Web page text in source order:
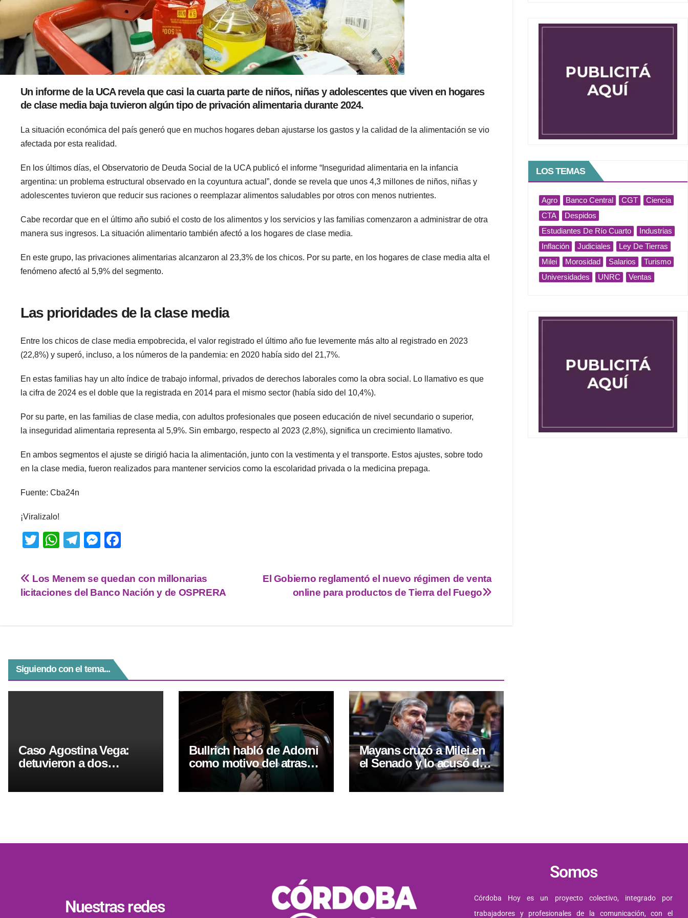
Un informe de la UCA revela que casi la cuarta parte de niños, niñas y adolescentes que viven en hogares
de clase media baja tuvieron algún tipo de privación alimentaria durante 2024.
La situación económica del país generó que en muchos hogares deban ajustarse los gastos y la calidad de la alimentación se vio
afectada por esta realidad.
En los últimos días, el Observatorio de Deuda Social de la UCA publicó el informe “Inseguridad alimentaria en la infancia
argentina: un problema estructural observado en la coyuntura actual”, donde se revela que unos 4,3 millones de niños, niñas y
adolescentes tuvieron que reducir sus raciones o reemplazar alimentos saludables por otros con menos nutrientes.
Cabe recordar que en el último año subió el costo de los alimentos y los servicios y las familias comenzaron a administrar de otra
manera sus ingresos. La situación alimentario también afectó a los hogares de clase media.
En este grupo, las privaciones alimentarias alcanzaron al 23,3% de los chicos. Por su parte, en los hogares de clase media alta el
fenómeno afectó al 5,9% del segmento.
Las prioridades de la clase media
Entre los chicos de clase media empobrecida, el valor registrado el último año fue levemente más alto al registrado en 2023
(22,8%) y superó, incluso, a los números de la pandemia: en 2020 había sido del 21,7%.
En estas familias hay un alto índice de trabajo informal, privados de derechos laborales como la obra social. Lo llamativo es que
la cifra de 2024 es el doble que la registrada en 2014 para el mismo sector (había sido del 10,4%).
Por su parte, en las familias de clase media, con adultos profesionales que poseen educación de nivel secundario o superior,
la inseguridad alimentaria representa al 5,9%. Sin embargo, respecto al 2023 (2,8%), significa un crecimiento llamativo.
En ambos segmentos el ajuste se dirigió hacia la alimentación, junto con la vestimenta y el transporte. Estos ajustes, sobre todo
en la clase media, fueron realizados para mantener servicios como la escolaridad privada o la medicina prepaga.
Fuente: Cba24n
¡Viralizalo!
T
tt
er
W
at
s
T
e
gr
M
ss
e
c
e
El Gobierno reglamentó el nuevo régimen de venta
online para productos de Tierra del Fuego
Los Menem se quedan con millonarias
licitaciones del Banco Nación y de OSPRERA
Siguiendo con el tema...
Caso Agostina Vega:
detuvieron a dos
encubrimiento agravado
Bullrich habló de Adorni
como motivo del atraso
en la aprobación de la ley
de propiedad privada
Mayans cruzó a Milei en
el Senado y lo acusó de
violar la Constitución:
“Es pasible de juicio
LOS TEMAS
Agro Banco Central CGT
Ciencia
CTA
Despidos
Estudiantes De Río Cuarto
Industrias
Inflación
Judiciales
Ley De Tierras
Milei
Morosidad Salarios
Turismo
Universidades
UNRC Ventas
Nuestras redes
Somos
Córdoba Hoy es un proyecto colectivo, integrado por
trabajadores y profesionales de la comunicación, con el